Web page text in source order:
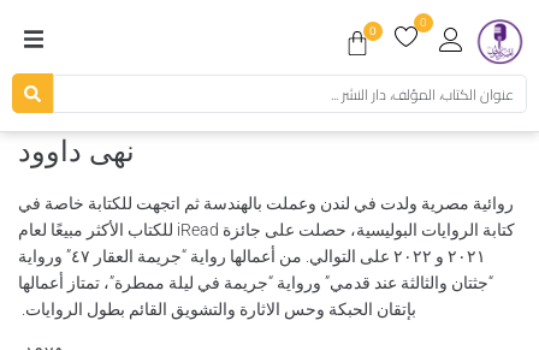
0
0
نهى داوود
روائية مصرية ولدت في لندن وعملت بالهندسة ثم اتجهت للكتابة خاصة في
كتابة الروايات البوليسية، حصلت على جائزة iRead للكتاب الأكثر مبيعًا لعام
٢٠٢١ و ٢٠٢٢ على التوالي. من أعمالها رواية “جريمة العقار ٤٧” ورواية
“جثتان والثالثة عند قدمي” ورواية “جريمة في ليلة ممطرة”، تمتاز أعمالها
بإتقان الحبكة وحس الاثارة والتشويق القائم بطول الروايات.